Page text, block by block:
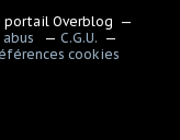
portail Overblog
C.G.U.
cookies